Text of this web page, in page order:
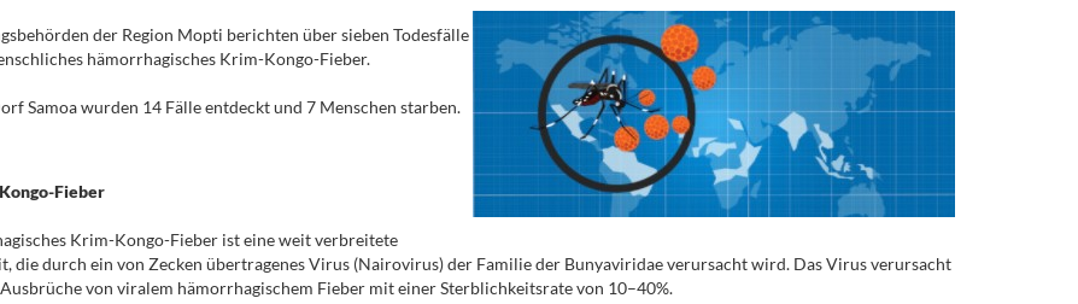
der Region Mopti berichten über sieben Todesfälle
hämorrhagisches Krim-Kongo-Fieber.
Samoa wurden 14 Fälle entdeckt und 7 Menschen starben.
Fieber
Krim-Kongo-Fieber ist eine weit verbreitete
die durch ein von Zecken übertragenes Virus (Nairovirus) der Familie der Bunyaviridae verursacht wird. Das Virus verursacht
von viralem hämorrhagischem Fieber mit einer Sterblichkeitsrate von 10–40%.